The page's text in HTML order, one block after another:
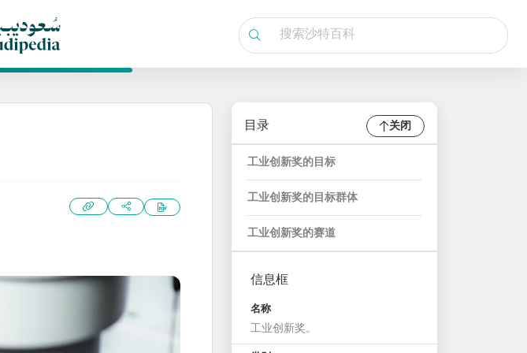
目录 关闭
工业创新奖的目标
工业创新奖的目标群体
工业创新奖的赛道
信息框
名称
工业创新奖。